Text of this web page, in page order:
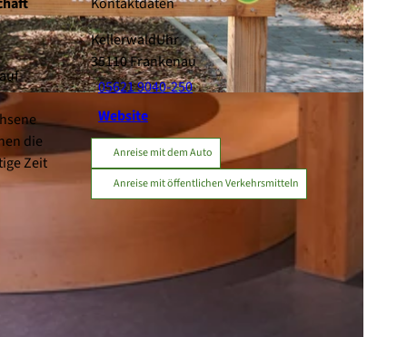
die
Zeit
KellerwaldUhr
35110Frankenau
05621 9040-250
Website
Anreise mit dem Auto
Anreise mit öffentlichen Verkehrsmitteln